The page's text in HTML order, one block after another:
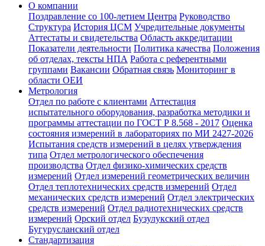
О компании
Поздравление со 100-летием Центра Руководство
Структура История ЦСМ Учредительные документы
Аттестаты и свидетельства Область аккредитации
Показатели деятельности Политика качества Положения
об отделах, тексты НПА Работа с референтными
группами Вакансии Обратная связь Мониторинг в
области ОЕИ
Метрология
Отдел по работе с клиентами Аттестация
испытательного оборудования, разработка методики и
программы аттестации по ГОСТ Р 8.568 - 2017 Оценка
состояния измерений в лабораториях по МИ 2427-2026
Испытания средств измерений в целях утверждения
типа Отдел метрологического обеспечения
производства Отдел физико-химических средств
измерений Отдел измерений геометрических величин
Отдел теплотехнических средств измерений Отдел
механических средств измерений Отдел электрических
средств измерений Отдел радиотехнических средств
измерений Орский отдел Бузулукский отдел
Бугурусланский отдел
Стандартизация